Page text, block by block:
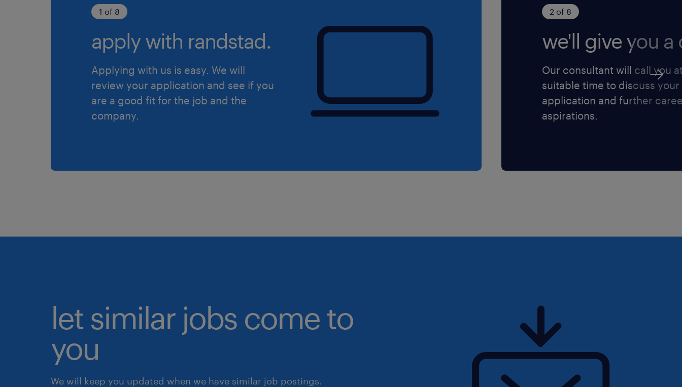
1 of 8
apply with randstad.
Applying with us is easy. We will
review your application and see if you
are a good fit for the job and the
company.
2 of 8
we'll give you a
Our consultant will call you
suitable time to discuss your
application and further
aspirations.
let similar jobs come to
you
We will keep you updated when we have similar job postings.